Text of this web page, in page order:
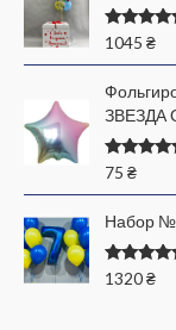
Оценка
1045₴
ЗВЕЗДА
Оценка
75₴
Набор
Оценка
1320₴